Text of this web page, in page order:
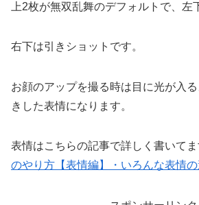
上2枚が無双乱舞のデフォルトで、左
右下は引きショットです。
お顔のアップを撮る時は目に光が入
きした表情になります。
表情はこちらの記事で詳しく書いて
のやり方【表情編】・いろんな表情